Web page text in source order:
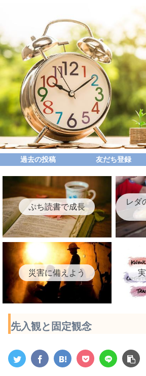
過去の投稿 友だち登録
ぷち読書で成長
レダ
災害に備えよう
先入観と固定観念